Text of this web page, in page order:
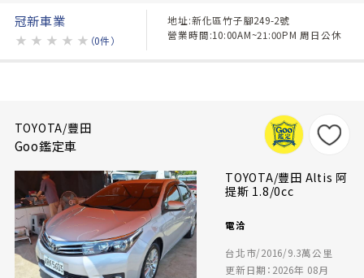
冠新車業
★ ★ ★ ★ ★ （0件）
地址:新化區竹子腳249-2號
營業時間:10:00AM~21:00PM 周日公休
TOYOTA/豐田
Goo鑑定車
TOYOTA/豐田 Altis 阿
提斯 1.8/0cc
電洽
台北市/2016/9.3萬公里
更新日期：2026年 08月